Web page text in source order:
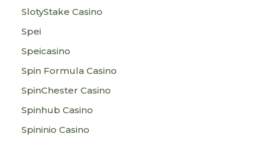
SlotyStake Casino
Spei
Speicasino
Spin Formula Casino
SpinChester Casino
Spinhub Casino
Spininio Casino